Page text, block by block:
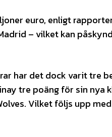
euro, enligt
– vilket kan
har det dock varit tre
tre poäng för sin nya
Vilket följs upp med